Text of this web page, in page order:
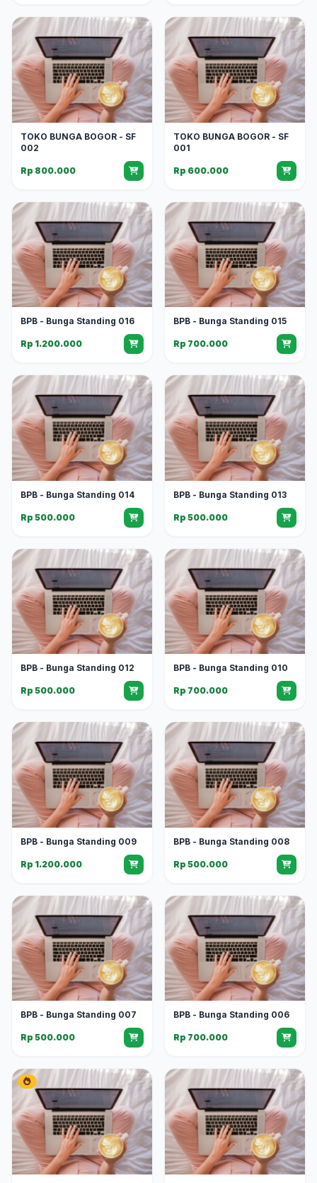
TOKO BUNGA BOGOR - SF
002
Rp 800.000
TOKO BUNGA BOGOR - SF
001
Rp 600.000
BPB - Bunga Standing 016
Rp 1.200.000
BPB - Bunga Standing 015
Rp 700.000
BPB - Bunga Standing 014
Rp 500.000
BPB - Bunga Standing 013
Rp 500.000
BPB - Bunga Standing 012
Rp 500.000
BPB - Bunga Standing 010
Rp 700.000
BPB - Bunga Standing 009
Rp 1.200.000
BPB - Bunga Standing 008
Rp 500.000
BPB - Bunga Standing 007
Rp 500.000
BPB - Bunga Standing 006
Rp 700.000